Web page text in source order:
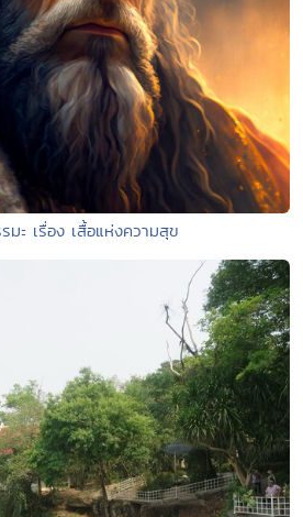
มะ เรื่อง เสื้อแห่งความสุข